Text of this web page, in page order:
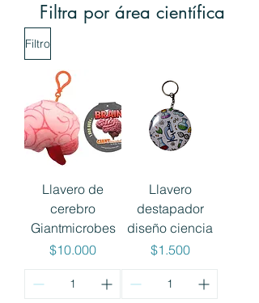
Filtro
Llavero de
cerebro
Giantmicrobes
Precio
$10.000
Llavero
destapador
diseño ciencia
Precio
$1.500
Filtra por área científica